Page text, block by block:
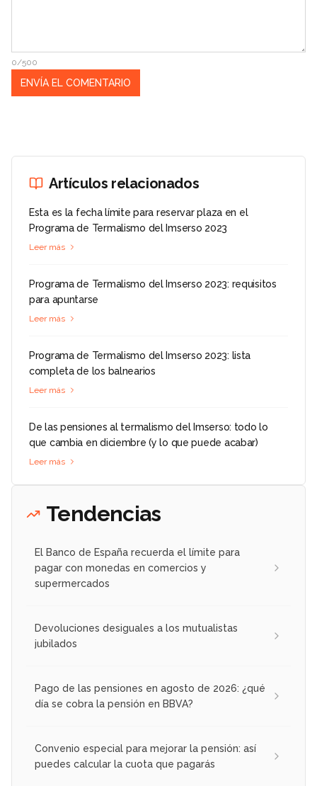
0/500
Artículos relacionados
Esta es la fecha límite para reservar plaza en el
Programa de Termalismo del Imserso 2023
Leer más
Programa de Termalismo del Imserso 2023: requisitos
para apuntarse
Leer más
Programa de Termalismo del Imserso 2023: lista
completa de los balnearios
Leer más
De las pensiones al termalismo del Imserso: todo lo
que cambia en diciembre (y lo que puede acabar)
Leer más
Tendencias
El Banco de España recuerda el límite para
pagar con monedas en comercios y
supermercados
Devoluciones desiguales a los mutualistas
jubilados
Pago de las pensiones en agosto de 2026: ¿qué
día se cobra la pensión en BBVA?
Convenio especial para mejorar la pensión: así
puedes calcular la cuota que pagarás